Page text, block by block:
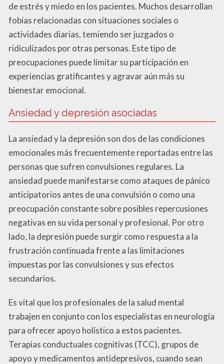
de estrés y miedo en los pacientes. Muchos desarrollan
fobias relacionadas con situaciones sociales o
actividades diarias, temiendo ser juzgados o
ridiculizados por otras personas. Este tipo de
preocupaciones puede limitar su participación en
experiencias gratificantes y agravar aún más su
bienestar emocional.
Ansiedad y depresión asociadas
La ansiedad y la depresión son dos de las condiciones
emocionales más frecuentemente reportadas entre las
personas que sufren convulsiones regulares. La
ansiedad puede manifestarse como ataques de pánico
anticipatorios antes de una convulsión o como una
preocupación constante sobre posibles repercusiones
negativas en su vida personal y profesional. Por otro
lado, la depresión puede surgir como respuesta a la
frustración continuada frente a las limitaciones
impuestas por las convulsiones y sus efectos
secundarios.
Es vital que los profesionales de la salud mental
trabajen en conjunto con los especialistas en neurología
para ofrecer apoyo holístico a estos pacientes.
Terapias conductuales cognitivas (TCC), grupos de
apoyo y medicamentos antidepresivos, cuando sean